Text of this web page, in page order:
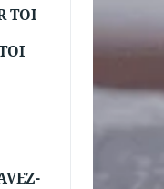
TOI